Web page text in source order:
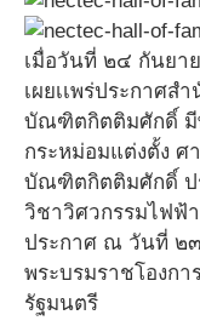
เมื่อวันที่ ๒๔ กันยา
เผยเเพร่ประกาศส
บัณฑิตกิตติมศักดิ์ มีพ
กระหม่อมแต่งตั้ง ศ
บัณฑิตกิตติมศักดิ์ ป
วิชาวิศวกรรมไฟฟ้
ประกาศ ณ วันที่ ๒
พระบรมราชโองก
รัฐมนตรี